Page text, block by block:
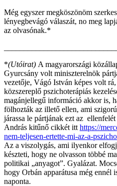
Még egyszer megköszönöm
lényegbevágó válaszát, no meg
az olvasónak.*
*(Utóirat) A magyarországi
Gyurcsány volt miniszterelnök
vezetője, Vágó István képes volt
közszereplő pszichoterápiás
magánjellegű információ akkor is,
fölhozták az illető ellen, ami
járassa le pártjának ezt az
András kitűnő cikkét itt https://
nem-teljesen-ertette-mi-az-a-
Az a viszolygás, ami ilyenkor
készteti, hogy ne olvasson többé
politikai „anyagot”. Gyalázat.
hogy Orbán apparátusa még ennél
naponta.